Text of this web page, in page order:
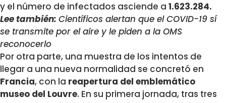
y el número de infectados asciende a 1.623.284.
Lee también: Científicos alertan que el COVID-19 sí
se transmite por el aire y le piden a la OMS
reconocerlo
Por otra parte, una muestra de los intentos de
llegar a una nueva normalidad se concretó en
Francia, con la reapertura del emblemático
museo del Louvre. En su primera jornada, tras tres